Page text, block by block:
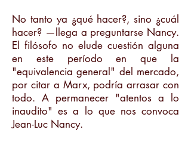
No tanto ya ¿qué hacer?, sino ¿cuál
hacer? —llega a preguntarse Nancy.
El filósofo no elude cuestión alguna
en este período en que la
"equivalencia general" del mercado,
por citar a Marx, podría arrasar con
todo. A permanecer "atentos a lo
inaudito" es a lo que nos convoca
Jean-Luc Nancy.